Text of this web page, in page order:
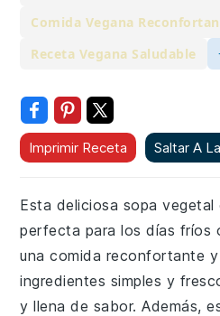
Comida Vegana
Receta Vegana Saludable
Imprimir Receta Saltar A
Esta deliciosa sopa
perfecta para los días fríos
una comida reconfortante
ingredientes simples y
y llena de sabor. Además,